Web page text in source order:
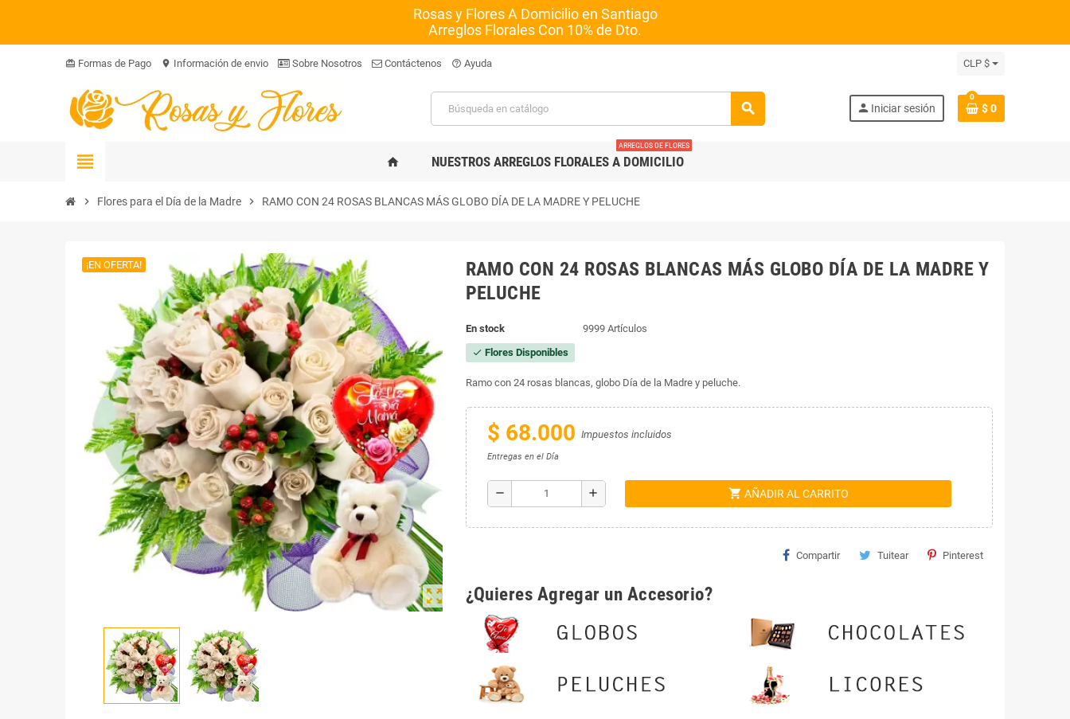
Rosas y Flores A Domicilio en Santiago
Arreglos Florales Con 10% de Dto.
card_giftcard Formas de Pago location_on Información de envio Sobre Nosotros Contáctenos help_outline Ayuda CLP $
search person Iniciar sesión
0
$ 0
view_headline home NUESTROS ARREGLOS FLORALES A DOMICILIO
ARREGLOS DE FLORES
chevron_right Flores para el Día de la Madre chevron_right RAMO CON 24 ROSAS BLANCAS MÁS GLOBO DÍA DE LA MADRE Y PELUCHE
zoom_out_map
¡EN OFERTA!
RAMO CON 24 ROSAS BLANCAS MÁS GLOBO DÍA DE LA MADRE Y
PELUCHE
En stock 9999 Artículos
check Flores Disponibles
Ramo con 24 rosas blancas, globo Día de la Madre y peluche.
$ 68.000 Impuestos incluidos
Entregas en el Día
remove add shopping_cart AÑADIR AL CARRITO
Compartir Tuitear Pinterest
¿Quieres Agregar un Accesorio?